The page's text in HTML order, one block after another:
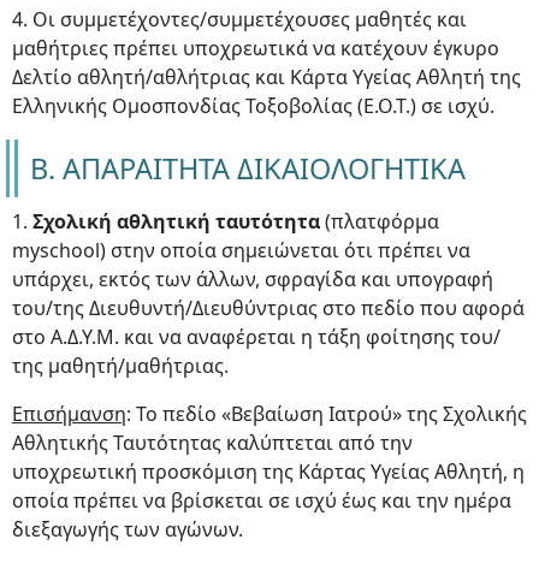
4. Οι συμμετέχοντες/συμμετέχουσες μαθητές και
μαθήτριες πρέπει υποχρεωτικά να κατέχουν έγκυρο
Δελτίο αθλητή/αθλήτριας και Κάρτα Υγείας Αθλητή της
Ελληνικής Ομοσπονδίας Τοξοβολίας (Ε.Ο.Τ.) σε ισχύ.
Β. ΑΠΑΡΑΙΤΗΤΑ ΔΙΚΑΙΟΛΟΓΗΤΙΚΑ
1. Σχολική αθλητική ταυτότητα(πλατφόρμα
myschool) στην οποία σημειώνεται ότι πρέπει να
υπάρχει, εκτός των άλλων, σφραγίδα και υπογραφή
του/της Διευθυντή/Διευθύντριας στο πεδίο που αφορά
στο Α.Δ.Υ.Μ. και να αναφέρεται η τάξη φοίτησης του/
της μαθητή/μαθήτριας.
Επισήμανση: Το πεδίο «Βεβαίωση Ιατρού» της Σχολικής
Αθλητικής Ταυτότητας καλύπτεται από την
υποχρεωτική προσκόμιση της Κάρτας Υγείας Αθλητή, η
οποία πρέπει να βρίσκεται σε ισχύ έως και την ημέρα
διεξαγωγής των αγώνων.